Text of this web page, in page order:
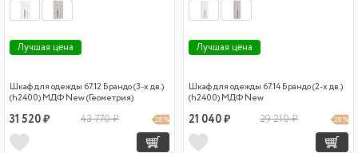
Лучшая цена
Шкаф для одежды 67.12 Брандо (3-х дв.)
(h2400) МДФ New (Геометрия)
31 520 ₽ 43 770 ₽ 28 %
Лучшая цена
Шкаф для одежды 67.14 Брандо (2-х дв.)
(h2400) МДФ New
21 040 ₽ 29 210 ₽ 28 %